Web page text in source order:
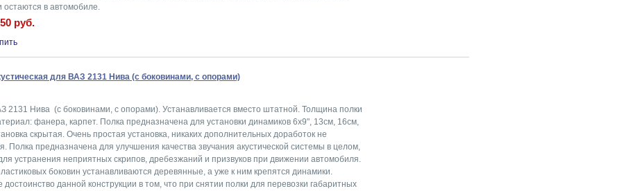
остаются в автомобиле.
руб.
для ВАЗ 2131 Нива (с боковинами, с опорами)
2131 Нива (с боковинами, с опорами). Устанавливается вместо штатной. Толщина полки
фанера, карпет. Полка предназначена для установки динамиков 6x9", 13см, 16см,
скрытая. Очень простая установка, никаких дополнительных доработок не
Полка предназначена для улучшения качества звучания акустической системы в целом,
устранения неприятных скрипов, дребезжаний и призвуков при движении автомобиля.
боковин устанавливаются деревянные, а уже к ним крепятся динамики.
достоинство данной конструкции в том, что при снятии полки для перевозки габаритных